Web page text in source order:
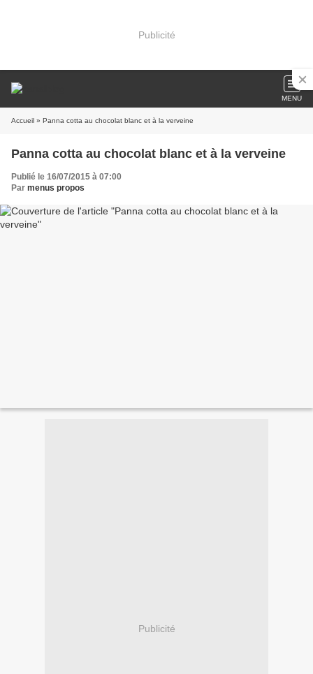
Publicité
MENU
Accueil » Panna cotta au chocolat blanc et à la verveine
Panna cotta au chocolat blanc et à la verveine
Publié le 16/07/2015 à 07:00
Par menus propos
Publicité